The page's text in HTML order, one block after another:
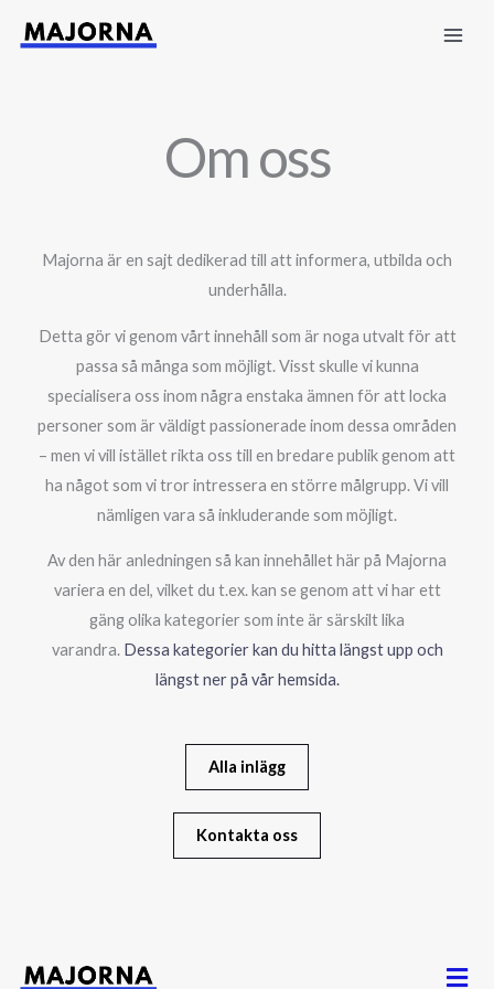
Om oss
Majorna är en sajt dedikerad till att informera, utbilda och
underhålla.
Detta gör vi genom vårt innehåll som är noga utvalt för att
passa så många som möjligt. Visst skulle vi kunna
specialisera oss inom några enstaka ämnen för att locka
personer som är väldigt passionerade inom dessa områden
– men vi vill istället rikta oss till en bredare publik genom att
ha något som vi tror intressera en större målgrupp. Vi vill
nämligen vara så inkluderande som möjligt.
Av den här anledningen så kan innehållet här på Majorna
variera en del, vilket du t.ex. kan se genom att vi har ett
gäng olika kategorier som inte är särskilt lika
varandra. Dessa kategorier kan du hitta längst upp och
längst ner på vår hemsida.
Alla inlägg
Kontakta oss